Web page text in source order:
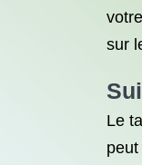
sur
Le